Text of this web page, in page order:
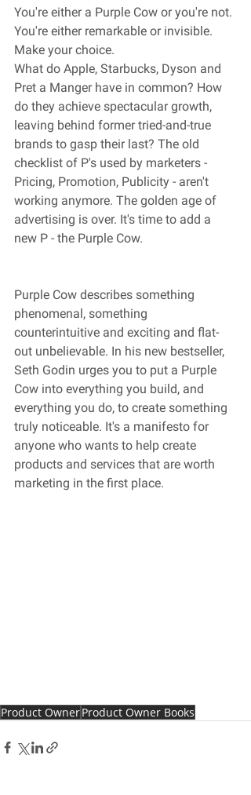
You're either a Purple Cow or you're not.
You're either remarkable or invisible.
Make your choice.
What do Apple, Starbucks, Dyson and
Pret a Manger have in common? How
do they achieve spectacular growth,
leaving behind former tried-and-true
brands to gasp their last? The old
checklist of P's used by marketers -
Pricing, Promotion, Publicity - aren't
working anymore. The golden age of
advertising is over. It's time to add a
new P - the Purple Cow.
Purple Cow describes something
phenomenal, something
counterintuitive and exciting and flat-
out unbelievable. In his new bestseller,
Seth Godin urges you to put a Purple
Cow into everything you build, and
everything you do, to create something
truly noticeable. It's a manifesto for
anyone who wants to help create
products and services that are worth
marketing in the first place.
Product OwnerProduct Owner Books